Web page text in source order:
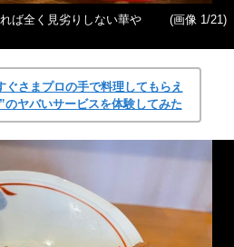
ば全く見劣りしない華や
(画像 1/21)
ぐさまプロの手で料理してもらえ
ヤバいサービスを体験してみた